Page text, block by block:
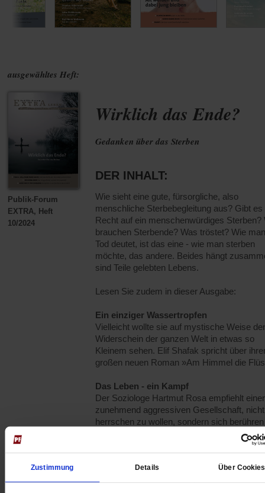
Zustimmung Details Über Cookies
ausgewähltes Heft:
Publik-Forum
EXTRA, Heft
10/2024
Wirklich das Ende?
Gedanken über das Sterben
DER INHALT:
Wie sieht eine gute, fürsorgliche, also
menschliche Sterbebegleitung aus? Gibt es
Recht auf ein menschenwürdiges Sterben?
brauchen Sterbende? Was tröstet? Wie
Tod deutet, ist das eine - wie man sterben
möchte, das andere. Beides hängt
sind Teile gelebten Lebens.
Lesen Sie zudem in dieser Ausgabe:
Ein einziger Wassertropfen
Vielleicht wollte sie auf mystische Weise
Widerschein der ganzen Welt in etwas so
Kleinem sehen. Elif Shafak spricht über
großen neuen Roman »Am Himmel die
Das Leben - ein Kampf
Der Soziologe Hartmut Rosa empfiehlt einer
zunehmend aggressiven Gesellschaft, nicht
herrschen zu wollen, sondern sich
Ich betrachte die sterbende Möwe und will
wissen